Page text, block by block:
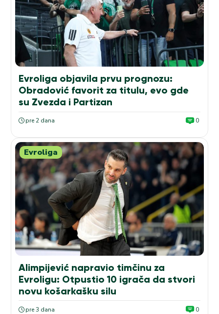
Evroliga objavila prvu prognozu:
Obradović favorit za titulu, evo gde
su Zvezda i Partizan
pre 2 dana 0
Evroliga
Alimpijević napravio timčinu za
Evroligu: Otpustio 10 igrača da stvori
novu košarkašku silu
pre 3 dana 0